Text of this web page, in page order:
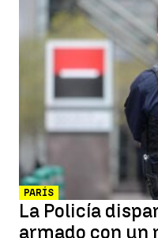
PARÍS
La Policía
armado con un